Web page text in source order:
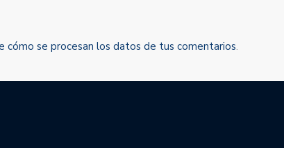
cómo se procesan los datos de tus comentarios.